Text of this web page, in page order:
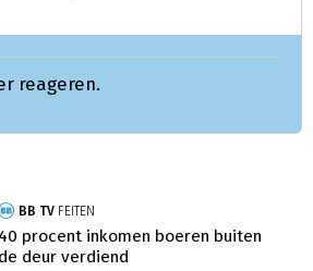
reageren.
BB TV FEITEN
40 procent inkomen boeren buiten
de deur verdiend